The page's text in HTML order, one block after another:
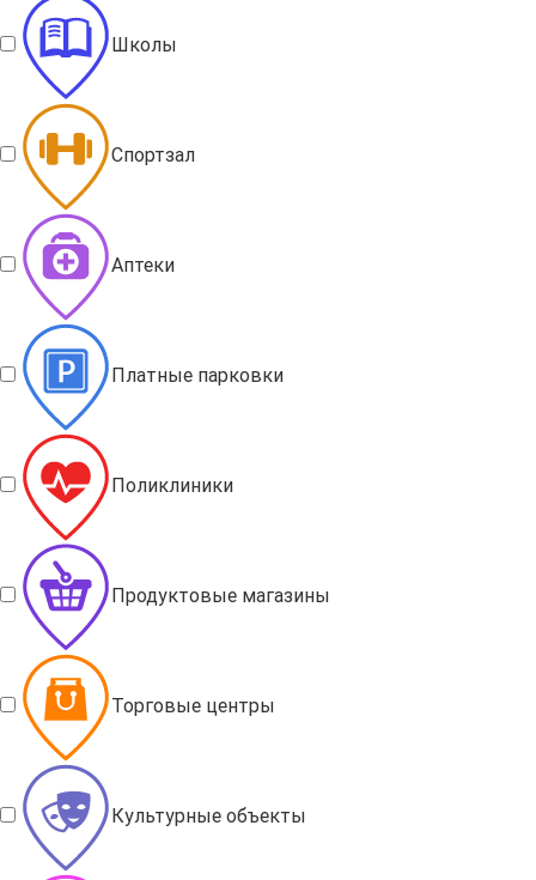
Школы
Спортзал
Аптеки
Платные парковки
Поликлиники
Продуктовые магазины
Торговые центры
Культурные объекты